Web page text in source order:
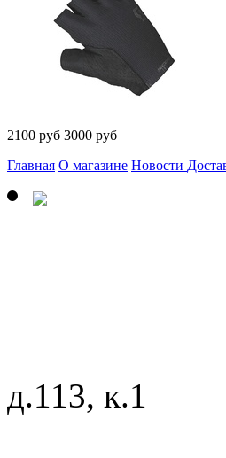
2100 руб 3000 руб
Главная О магазине Новости
д.113, к.1